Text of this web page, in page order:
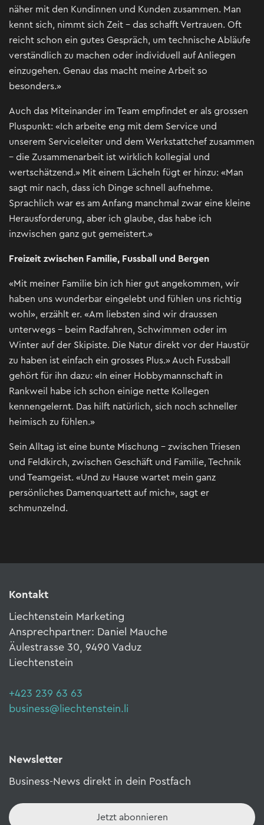
näher mit den Kundinnen und Kunden zusammen. Man
kennt sich, nimmt sich Zeit – das schafft Vertrauen. Oft
reicht schon ein gutes Gespräch, um technische Abläufe
verständlich zu machen oder individuell auf Anliegen
einzugehen. Genau das macht meine Arbeit so
besonders.»
Auch das Miteinander im Team empfindet er als grossen
Pluspunkt: «Ich arbeite eng mit dem Service und
unserem Serviceleiter und dem Werkstattchef zusammen
– die Zusammenarbeit ist wirklich kollegial und
wertschätzend.» Mit einem Lächeln fügt er hinzu: «Man
sagt mir nach, dass ich Dinge schnell aufnehme.
Sprachlich war es am Anfang manchmal zwar eine kleine
Herausforderung, aber ich glaube, das habe ich
inzwischen ganz gut gemeistert.»
Freizeit zwischen Familie, Fussball und Bergen
«Mit meiner Familie bin ich hier gut angekommen, wir
haben uns wunderbar eingelebt und fühlen uns richtig
wohl», erzählt er. «Am liebsten sind wir draussen
unterwegs - beim Radfahren, Schwimmen oder im
Winter auf der Skipiste. Die Natur direkt vor der Haustür
zu haben ist einfach ein grosses Plus.» Auch Fussball
gehört für ihn dazu: «In einer Hobbymannschaft in
Rankweil habe ich schon einige nette Kollegen
kennengelernt. Das hilft natürlich, sich noch schneller
heimisch zu fühlen.»
Sein Alltag ist eine bunte Mischung - zwischen Triesen
und Feldkirch, zwischen Geschäft und Familie, Technik
und Teamgeist. «Und zu Hause wartet mein ganz
persönliches Damenquartett auf mich», sagt er
schmunzelnd.
Kontakt
Liechtenstein Marketing
Ansprechpartner: Daniel Mauche
Äulestrasse 30, 9490 Vaduz
Liechtenstein
+423 239 63 63
business@liechtenstein.li
Newsletter
Business-News direkt in dein Postfach
Jetzt abonnieren